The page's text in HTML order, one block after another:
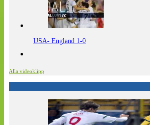
USA- England 1-0
Alla videoklipp